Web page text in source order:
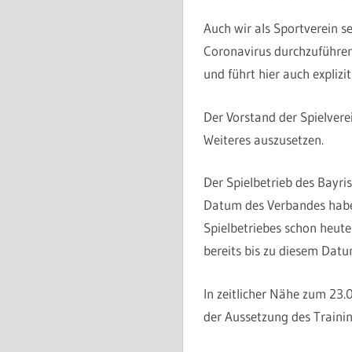
Auch wir als Sportverein
Coronavirus
und führt hier auch
Der Vorstand der
Weiteres auszusetzen.
Der Spielbetrieb des
Datum des Verbandes
Spielbetriebes schon
bereits bis zu diesem
In zeitlicher Nähe zum
der Aussetzung des